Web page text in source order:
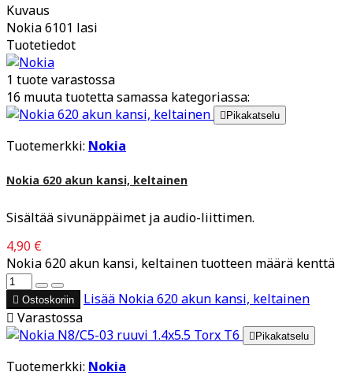
Kuvaus
Nokia 6101 lasi
Tuotetiedot
1 tuote varastossa
16 muuta tuotetta samassa kategoriassa:
Pikakatselu
Tuotemerkki: Nokia
Nokia 620 akun kansi, keltainen
Sisältää sivunäppäimet ja audio-liittimen.
4,90 €
Nokia 620 akun kansi, keltainen tuotteen määrä kenttä
 Ostoskoriin Lisää Nokia 620 akun kansi, keltainen
 Varastossa
 Pikakatselu
Tuotemerkki: Nokia